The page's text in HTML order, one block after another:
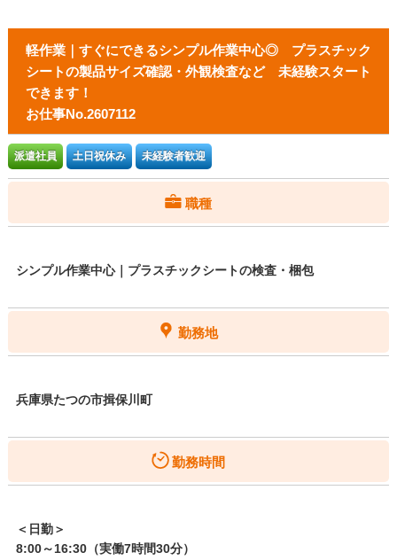
軽作業｜すぐにできるシンプル作業中心◎ プラスチック
シートの製品サイズ確認・外観検査など 未経験スタート
できます！
お仕事No.2607112
派遣社員 土日祝休み 未経験者歓迎
職種
シンプル作業中心｜プラスチックシートの検査・梱包
勤務地
兵庫県たつの市揖保川町
勤務時間
＜日勤＞
8:00～16:30（実働7時間30分）